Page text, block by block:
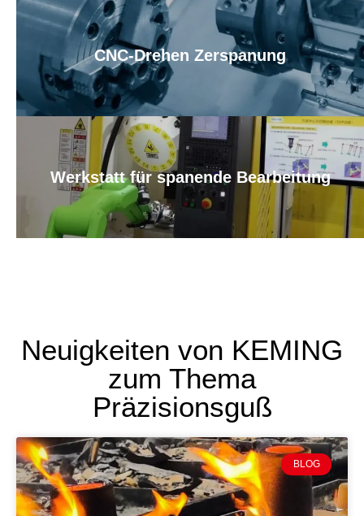
CNC-Drehen Zerspanung
Werkstatt für spanende Bearbeitung
Neuigkeiten von KEMING
zum Thema
Präzisionsguß
BLOG